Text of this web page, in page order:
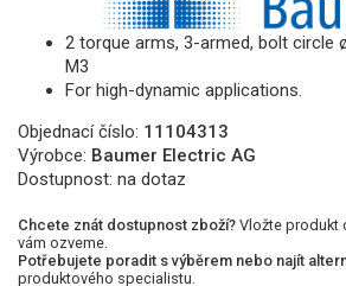
2 torque arms, 3-armed, bolt circle
M3
For high-dynamic applications.
Objednací číslo: 11104313
Výrobce: Baumer Electric AG
Dostupnost: na dotaz
Chcete znát dostupnost zboží? Vložte produkt
vám ozveme.
Potřebujete poradit s výběrem nebo najít
produktového specialistu.